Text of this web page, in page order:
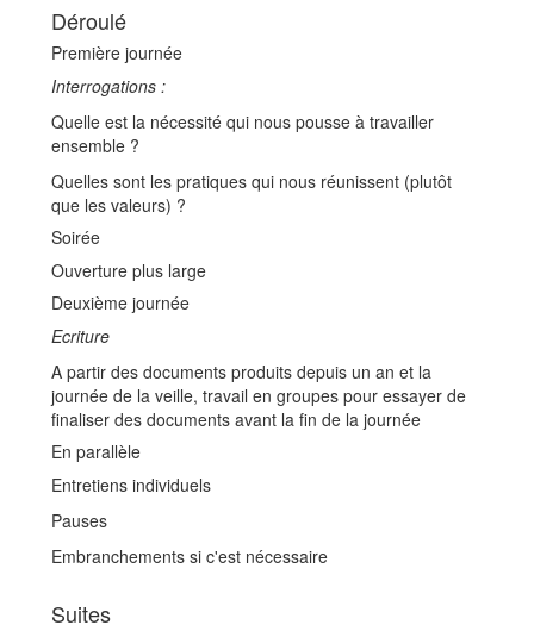
Déroulé
Première journée
Interrogations :
Quelle est la nécessité qui nous pousse à travailler
ensemble ?
Quelles sont les pratiques qui nous réunissent (plutôt
que les valeurs) ?
Soirée
Ouverture plus large
Deuxième journée
Ecriture
A partir des documents produits depuis un an et la
journée de la veille, travail en groupes pour essayer de
finaliser des documents avant la fin de la journée
En parallèle
Entretiens individuels
Pauses
Embranchements si c'est nécessaire
Suites